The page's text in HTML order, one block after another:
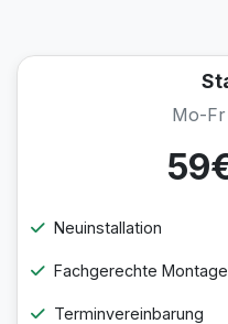
Mo-
Neuinstallation
Fachgerechte Montage
Terminvereinbarung